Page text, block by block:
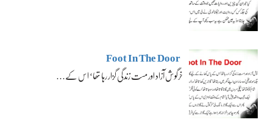
Foot In The Door
خرگوش آزاد اور مست زندگی گزار رہا تھا‘ اس کے…